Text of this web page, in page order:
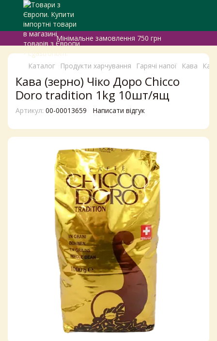
Мінімальне замовлення 750 грн
Каталог Продукти харчування Гарячі напої Кава
Кава (зерно) Чіко Доро Chicco
Doro tradition 1kg 10шт/ящ
Артикул: 00-00013659 Написати відгук